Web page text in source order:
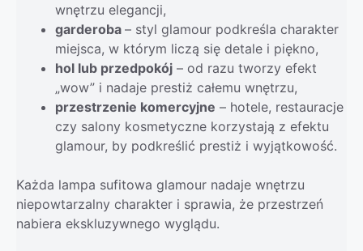
wnętrzu elegancji,
garderoba – styl glamour podkreśla charakter
miejsca, w którym liczą się detale i piękno,
hol lub przedpokój – od razu tworzy efekt
„wow” i nadaje prestiż całemu wnętrzu,
przestrzenie komercyjne – hotele, restauracje
czy salony kosmetyczne korzystają z efektu
glamour, by podkreślić prestiż i wyjątkowość.
Każda lampa sufitowa glamour nadaje wnętrzu
niepowtarzalny charakter i sprawia, że przestrzeń
nabiera ekskluzywnego wyglądu.